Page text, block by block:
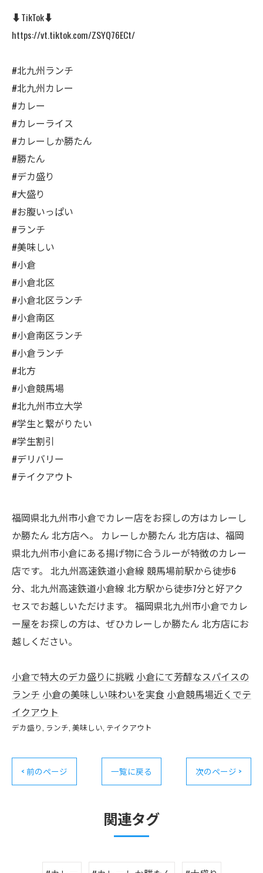
⬇️TikTok⬇️
https://vt.tiktok.com/ZSYQ76ECt/
#北九州ランチ
#北九州カレー
#カレー
#カレーライス
#カレーしか勝たん
#勝たん
#デカ盛り
#大盛り
#お腹いっぱい
#ランチ
#美味しい
#小倉
#小倉北区
#小倉北区ランチ
#小倉南区
#小倉南区ランチ
#小倉ランチ
#北方
#小倉競馬場
#北九州市立大学
#学生と繋がりたい
#学生割引
#デリバリー
#テイクアウト
福岡県北九州市小倉でカレー店をお探しの方はカレーし
か勝たん 北方店へ。 カレーしか勝たん 北方店は、福岡
県北九州市小倉にある揚げ物に合うルーが特徴のカレー
店です。 北九州高速鉄道小倉線 競馬場前駅から徒歩6
分、北九州高速鉄道小倉線 北方駅から徒歩7分と好アク
セスでお越しいただけます。 福岡県北九州市小倉でカレ
ー屋をお探しの方は、ぜひカレーしか勝たん 北方店にお
越しください。
小倉で特大のデカ盛りに挑戦 小倉にて芳醇なスパイスの
ランチ 小倉の美味しい味わいを実食 小倉競馬場近くでテ
イクアウト
デカ盛り ランチ 美味しい テイクアウト
< 前のページ 一覧に戻る 次のページ >
関連タグ